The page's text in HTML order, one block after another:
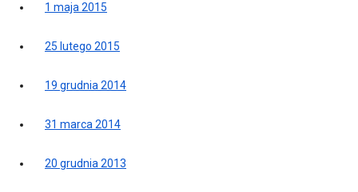
1 maja 2015
25 lutego 2015
19 grudnia 2014
31 marca 2014
20 grudnia 2013